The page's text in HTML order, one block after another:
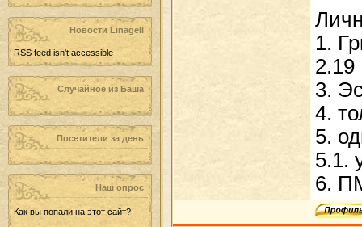
Новости LinageII
RSS feed isn't accessible
Случайное из Баша
Посетители за день
Наш опрос
Как вы попали на этот сайт?
1.
2.19
3.
4.
5.
5.1.
6.